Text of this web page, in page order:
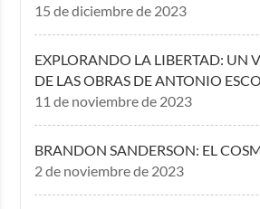
15 de diciembre de 2023
EXPLORANDO LA LIBERTAD: UN
DE LAS OBRAS DE ANTONIO
11 de noviembre de 2023
BRANDON SANDERSON: EL
2 de noviembre de 2023